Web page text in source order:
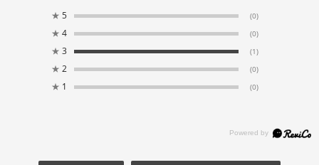
★ 5 (0)
★ 4 (0)
★ 3 (1)
★ 2 (0)
★ 1 (0)